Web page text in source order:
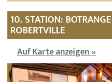
10. STATION:
ROBERTVILLE
Auf Karte anzeigen »